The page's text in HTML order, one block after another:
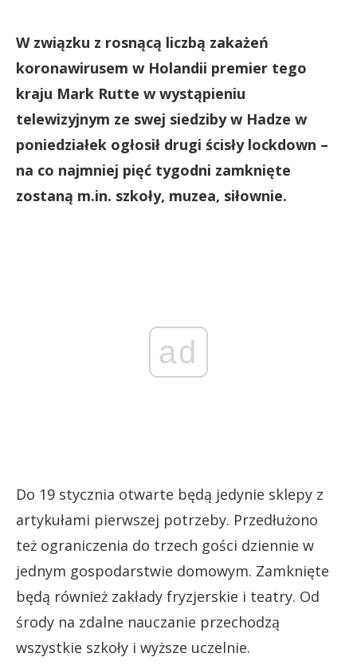
W związku z rosnącą liczbą zakażeń
koronawirusem w Holandii premier tego
kraju Mark Rutte w wystąpieniu
telewizyjnym ze swej siedziby w Hadze w
poniedziałek ogłosił drugi ścisły lockdown –
na co najmniej pięć tygodni zamknięte
zostaną m.in. szkoły, muzea, siłownie.
ad
Do 19 stycznia otwarte będą jedynie sklepy z
artykułami pierwszej potrzeby. Przedłużono
też ograniczenia do trzech gości dziennie w
jednym gospodarstwie domowym. Zamknięte
będą również zakłady fryzjerskie i teatry. Od
środy na zdalne nauczanie przechodzą
wszystkie szkoły i wyższe uczelnie.